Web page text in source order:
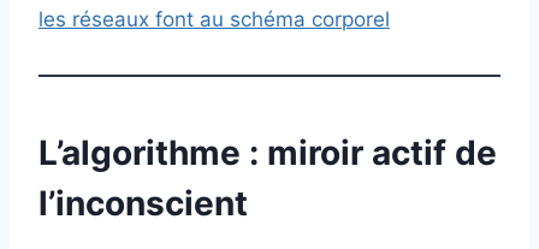
les réseaux font au schéma corporel
L’algorithme : miroir actif de
l’inconscient